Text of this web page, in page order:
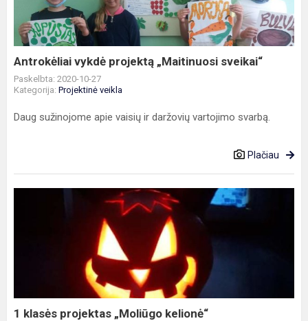
sveikai“
Antrokėliai vykdė projektą „Maitinuosi sveikai“
Paskelbta: 2020-10-27
Kategorija: Projektinė veikla
Daug sužinojome apie vaisių ir daržovių vartojimo svarbą.
Plačiau
1 klasės projektas „Moliūgo kelionė“